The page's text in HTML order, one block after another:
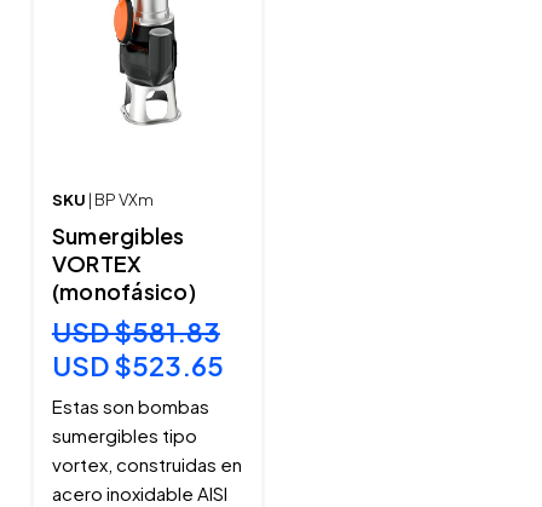
SKU | BP VXm
Sumergibles
VORTEX
(monofásico)
USD $581.83
USD $523.65
Estas son bombas
sumergibles tipo
vortex, construidas en
acero inoxidable AISI